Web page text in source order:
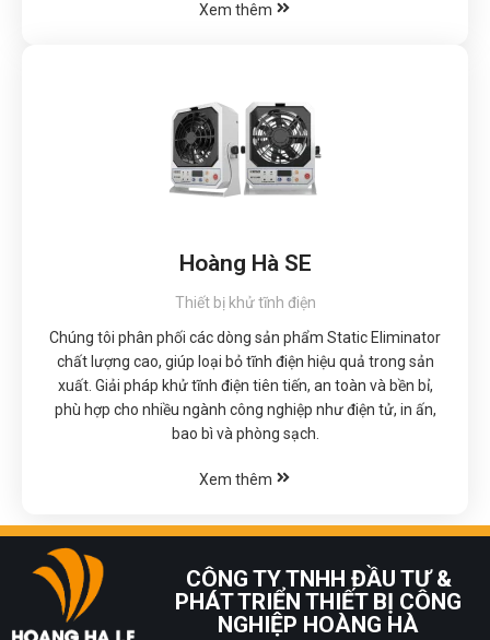
Xem thêm
Hoàng Hà SE
Thiết bị khử tĩnh điện
Chúng tôi phân phối các dòng sản phẩm Static Eliminator
chất lượng cao, giúp loại bỏ tĩnh điện hiệu quả trong sản
xuất. Giải pháp khử tĩnh điện tiên tiến, an toàn và bền bỉ,
phù hợp cho nhiều ngành công nghiệp như điện tử, in ấn,
bao bì và phòng sạch.
Xem thêm
CÔNG TY TNHH ĐẦU TƯ &
PHÁT TRIỂN THIẾT BỊ CÔNG
NGHIỆP HOÀNG HÀ